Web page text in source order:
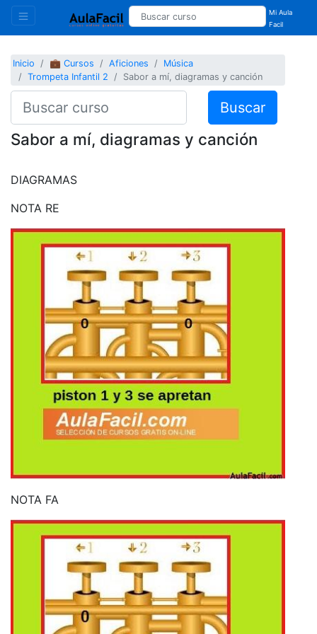
Mi Aula
Facil
Inicio 💼 Cursos Aficiones
Música
Trompeta Infantil 2
Sabor a mí, diagramas y canción
Buscar
Sabor a mí, diagramas y canción
DIAGRAMAS
NOTA RE
NOTA FA